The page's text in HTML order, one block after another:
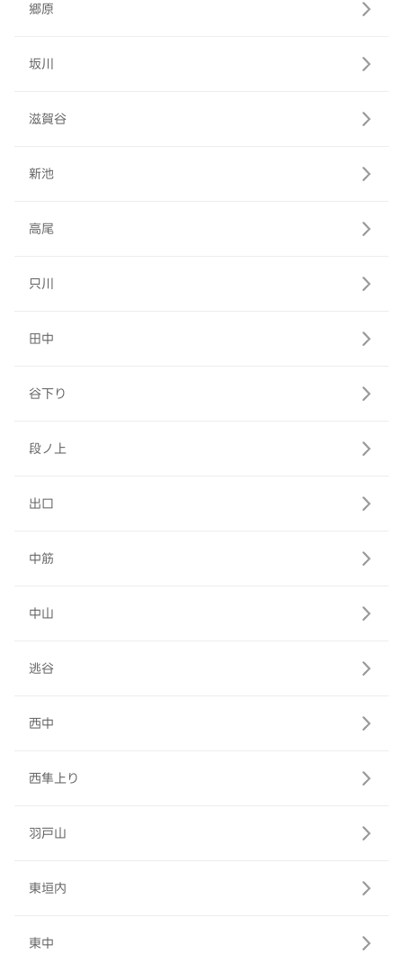
郷原
坂川
滋賀谷
新池
高尾
只川
田中
谷下り
段ノ上
出口
中筋
中山
逃谷
西中
西隼上り
羽戸山
東垣内
東中